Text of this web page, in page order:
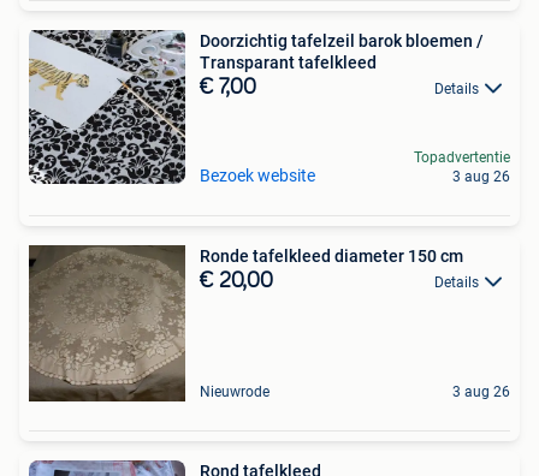
Doorzichtig tafelzeil barok bloemen /
Transparant tafelkleed
€ 7,00 Details
Bezoek website
Topadvertentie
3 aug 26
Ronde tafelkleed diameter 150 cm
€ 20,00 Details
Nieuwrode 3 aug 26
Rond tafelkleed